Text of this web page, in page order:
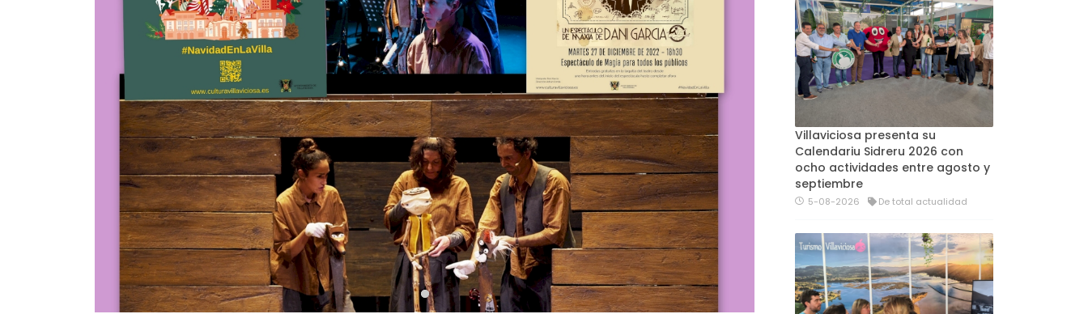
Villaviciosa presenta su
Calendariu Sidreru 2026 con
ocho actividades entre agosto y
septiembre
5-08-2026 De total actualidad